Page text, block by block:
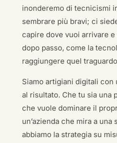
inonderemo di tecnicismi
sembrare più bravi; ci
capire dove vuoi arrivare
dopo passo, come la
raggiungere quel
Siamo artigiani digitali con
al risultato. Che tu sia una
che vuole dominare il
un’azienda che mira a una
abbiamo la strategia su